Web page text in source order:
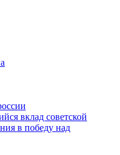
вклад советской
в победу над